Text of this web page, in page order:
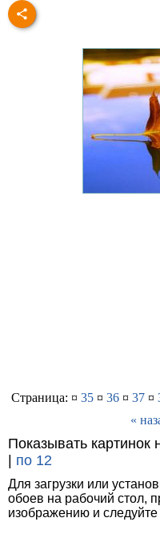
Страница: ¤ 35¤ 36¤ 37¤
«
Показывать картинок
| по 12
Для загрузки или
обоев на рабочий стол,
изображению и следуйте